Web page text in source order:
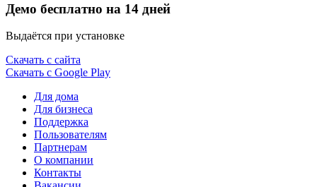
Демо бесплатно на 14 дней
Выдаётся при установке
Скачать с сайта
Скачать с Google Play
Для дома
Для бизнеса
Поддержка
Пользователям
Партнерам
О компании
Контакты